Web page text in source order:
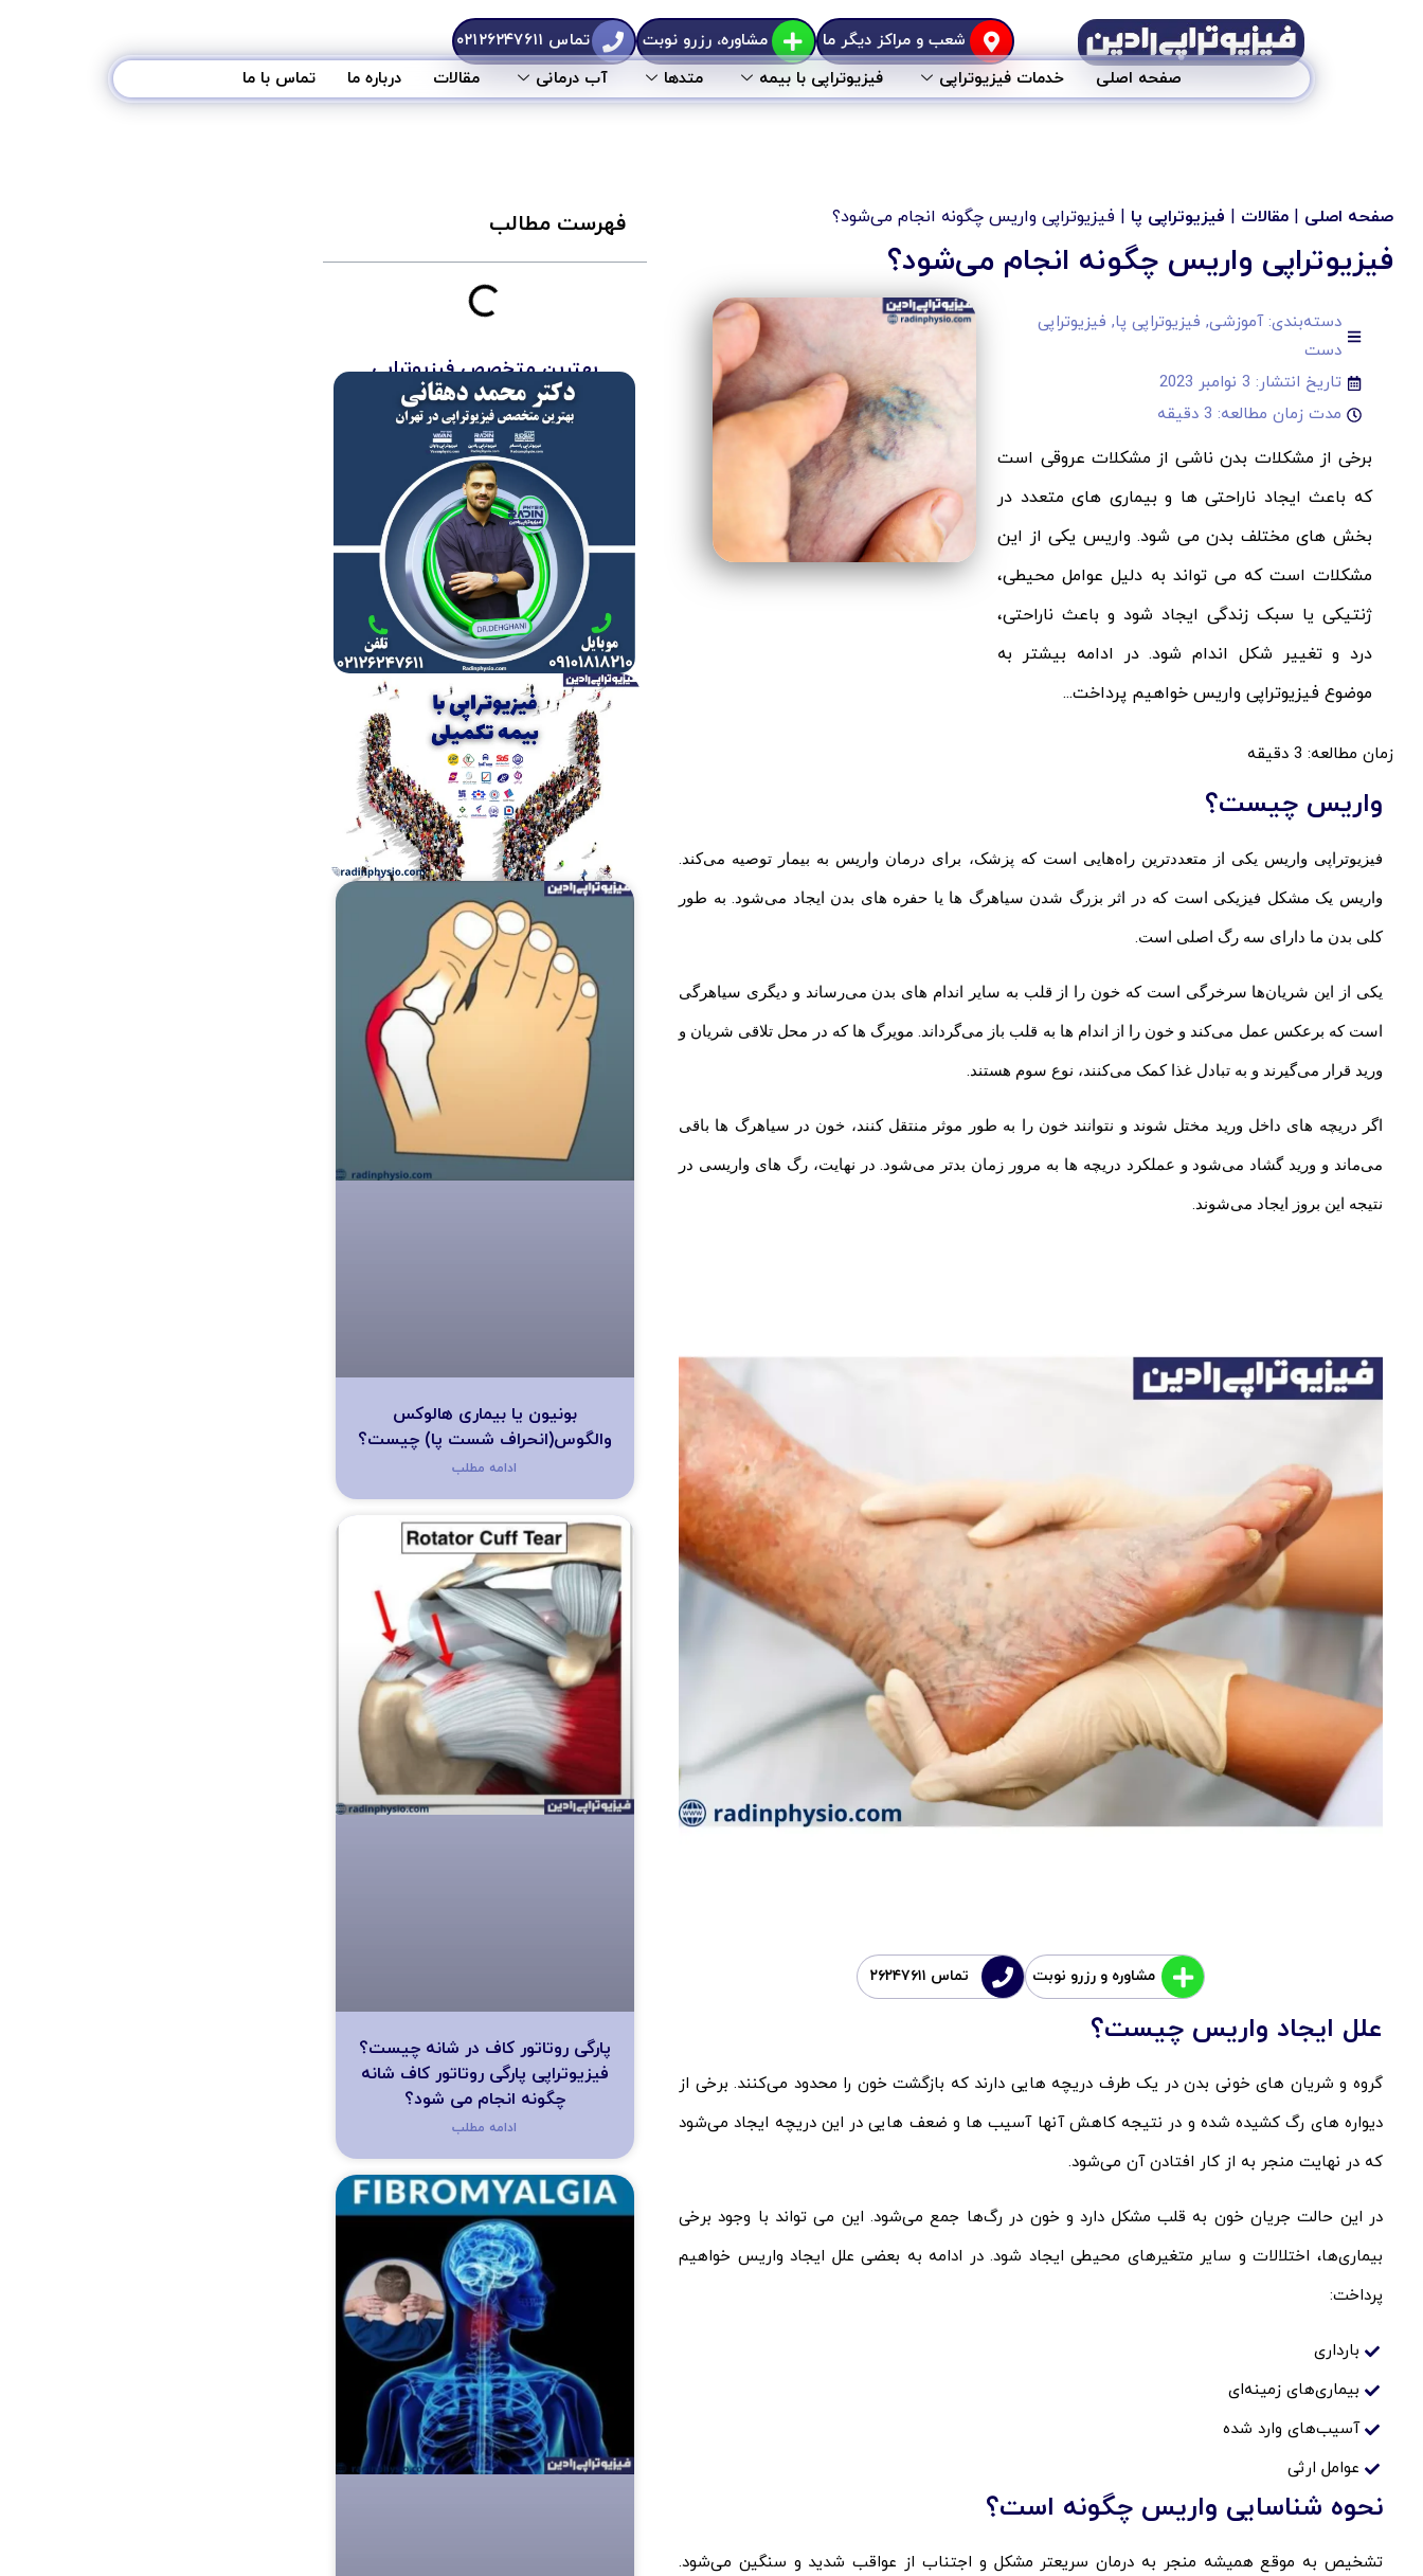
شعب و مراکز دیگر ما مشاوره، رزرو نوبت
تماس ۰۲۱۲۶۲۴۷۶۱۱
صفحه اصلی
خدمات فیزیوتراپی فیزیوتراپی با بیمه متد‌ها آب درمانی مقالات درباره ما تماس با ما
صفحه اصلی | مقالات | فیزیوتراپی پا | فیزیوتراپی واریس چگونه انجام می‌شود؟
فیزیوتراپی واریس چگونه انجام می‌شود؟
دسته‌بندی: آموزشی, فیزیوتراپی پا, فیزیوتراپی
دست
تاریخ انتشار: 3 نوامبر 2023
مدت زمان مطالعه: 3 دقیقه
برخی از مشکلات بدن ناشی از مشکلات عروقی است
که باعث ایجاد ناراحتی ها و بیماری های متعدد در
بخش های مختلف بدن می شود. واریس یکی از این
مشکلات است که می تواند به دلیل عوامل محیطی،
ژنتیکی یا سبک زندگی ایجاد شود و باعث ناراحتی،
درد و تغییر شکل اندام شود. در ادامه بیشتر به
موضوع فیزیوتراپی واریس خواهیم پرداخت...
زمان مطالعه: 3 دقیقه
واریس چیست؟
فیزیوتراپی واریس یکی از متعددترین راه‌هایی است که پزشک، برای درمان واریس به بیمار توصیه می‌کند.
واریس یک مشکل فیزیکی است که در اثر بزرگ شدن سیاهرگ ها یا حفره های بدن ایجاد می‌شود. به طور
کلی بدن ما دارای سه رگ اصلی است.
یکی از این شریان‌ها سرخرگی است که خون را از قلب به سایر اندام های بدن می‌رساند و دیگری سیاهرگی
است که برعکس عمل می‌کند و خون را از اندام ها به قلب باز می‌گرداند. مویرگ ها که در محل تلاقی شریان و
ورید قرار می‌گیرند و به تبادل غذا کمک می‌کنند، نوع سوم هستند.
اگر دریچه های داخل ورید مختل شوند و نتوانند خون را به طور موثر منتقل کنند، خون در سیاهرگ ها باقی
می‌ماند و ورید گشاد می‌شود و عملکرد دریچه ها به مرور زمان بدتر می‌شود. در نهایت، رگ های واریسی در
نتیجه این بروز ایجاد می‌شوند.
مشاوره و رزرو نوبت تماس ۲۶۲۴۷۶۱۱
علل ایجاد واریس چیست؟
گروه و شریان های خونی بدن در یک طرف دریچه هایی دارند که بازگشت خون را محدود می‌کنند. برخی از
دیواره های رگ کشیده شده و در نتیجه کاهش آنها آسیب ها و ضعف هایی در این دریچه ایجاد می‌شود
که در نهایت منجر به از کار افتادن آن می‌شود.
در این حالت جریان خون به قلب مشکل دارد و خون در رگ‌ها جمع می‌شود. این می تواند با وجود برخی
بیماری‌ها، اختلالات و سایر متغیرهای محیطی ایجاد شود. در ادامه به بعضی علل ایجاد واریس خواهیم
پرداخت:
بارداری
بیماری‌های زمینه‌ای
آسیب‌های وارد شده
عوامل ارثی
نحوه شناسایی واریس چگونه است؟
تشخیص به موقع همیشه منجر به درمان سریعتر مشکل و اجتناب از عواقب شدید و سنگین می‌شود.
فهرست مطالب
بهترین متخصص فیزیوتراپی
بونیون یا بیماری هالوکس
والگوس(انحراف شست پا) چیست؟
ادامه مطلب
پارگی روتاتور کاف در شانه چیست؟
فیزیوتراپی پارگی روتاتور کاف شانه
چگونه انجام می شود؟
ادامه مطلب